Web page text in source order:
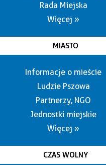
Rada Miejska
Więcej »
MIASTO
Informacje o mieście
Ludzie Pszowa
Partnerzy, NGO
Jednostki miejskie
Więcej »
CZAS WOLNY